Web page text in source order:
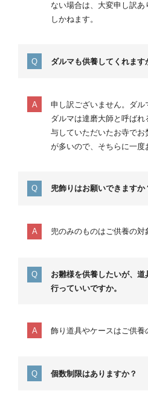
ない場合は、大変申し訳
しかねます。
ダルマも供養してくれます
申し訳ございません。ダル
ダルマは達磨大師と呼ば
与していただいたお寺でお
が多いので、そちらに一度
兜飾りはお願いできますか
兜のみのものはご供養の対
お雛様を供養したいが、
行っていいですか。
飾り道具やケースはご供養
個数制限はありますか？